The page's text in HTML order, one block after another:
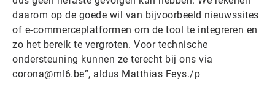
daarom op de goede wil van bijvoorbeeld nieuwssites
of e-commerceplatformen om de tool te integreren en
zo het bereik te vergroten. Voor technische
ondersteuning kunnen ze terecht bij ons via
corona@ml6.be”, aldus Matthias Feys./p